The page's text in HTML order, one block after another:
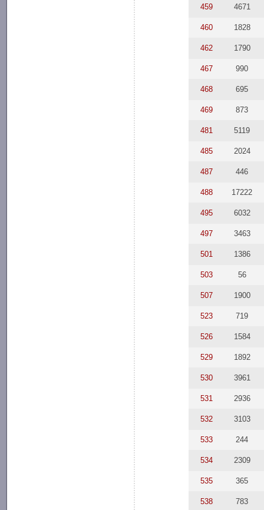
459 4671
460 1828
462 1790
467 990
468 695
469 873
481 5119
485 2024
487 446
488 17222
495 6032
497 3463
501 1386
503 56
507 1900
523 719
526 1584
529 1892
530 3961
531 2936
532 3103
533 244
534 2309
535 365
538 783